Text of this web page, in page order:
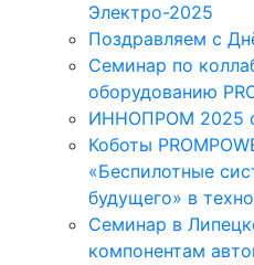
Электро-2025
Поздравляем с
Семинар по
оборудованию
ИННОПРОМ 2025
Коботы
«Беспилотные
будущего» в
Семинар в
компонентам